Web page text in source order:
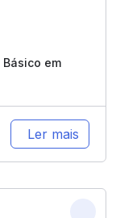
Básico em
Ler mais